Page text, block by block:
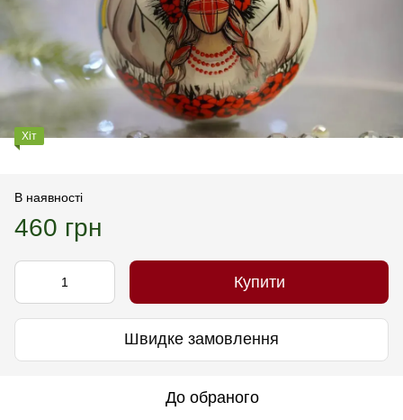
Хіт
В наявності
460 грн
Купити
Швидке замовлення
До обраного